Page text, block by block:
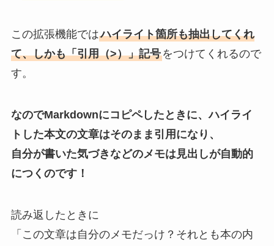
この拡張機能ではハイライト箇所も抽出してくれ
て、しかも「引用（>）」記号をつけてくれるので
す。
なのでMarkdownにコピペしたときに、ハイライ
トした本文の文章はそのまま引用になり、
自分が書いた気づきなどのメモは見出しが自動的
につくのです！
読み返したときに
「この文章は自分のメモだっけ？それとも本の内